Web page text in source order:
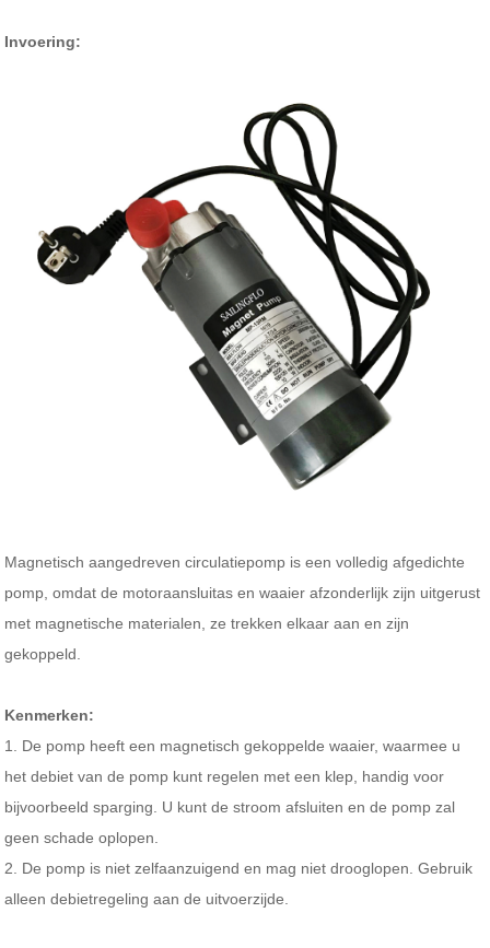
Invoering:
Magnetisch aangedreven circulatiepomp is een volledig afgedichte
pomp, omdat de motoraansluitas en waaier afzonderlijk zijn uitgerust
met magnetische materialen, ze trekken elkaar aan en zijn
gekoppeld.
Kenmerken:
1. De pomp heeft een magnetisch gekoppelde waaier, waarmee u
het debiet van de pomp kunt regelen met een klep, handig voor
bijvoorbeeld sparging. U kunt de stroom afsluiten en de pomp zal
geen schade oplopen.
2. De pomp is niet zelfaanzuigend en mag niet drooglopen. Gebruik
alleen debietregeling aan de uitvoerzijde.